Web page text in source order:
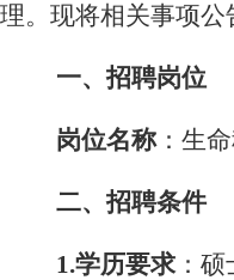
理。现将相关事项公
一、招聘岗位
岗位名称：生
二、招聘条件
1.学历要求：硕